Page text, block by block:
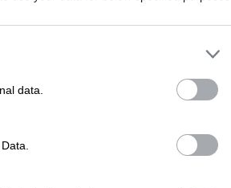
data.
στρατού
πρόσθεσε